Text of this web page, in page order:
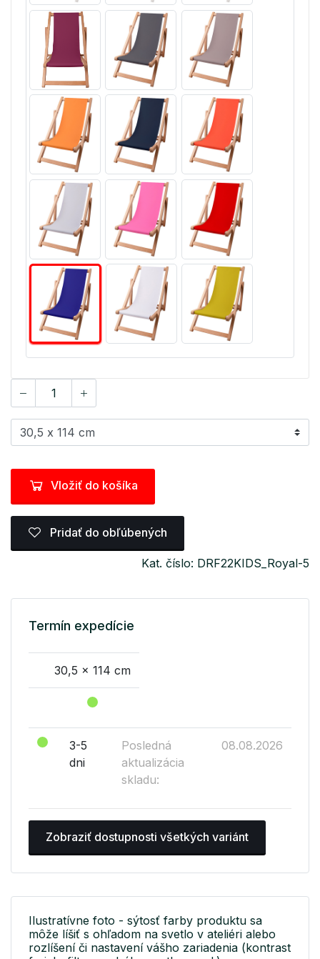
Vložiť do košíka
Pridať do obľúbených
Kat. číslo: DRF22KIDS_Royal-5
Termín expedície
30,5 x 114 cm
3-5
dni
Posledná
aktualizácia
skladu:
08.08.2026
Zobraziť dostupnosti všetkých variánt
Ilustratívne foto - sýtosť farby produktu sa
môže líšiť s ohľadom na svetlo v ateliéri alebo
rozlíšení či nastavení vášho zariadenia (kontrast